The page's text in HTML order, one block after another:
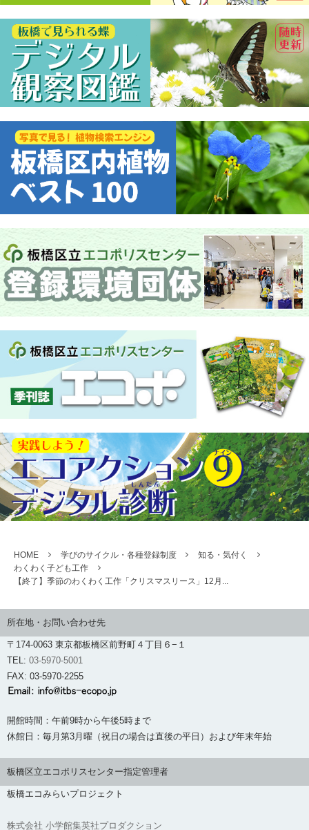
HOME 学びのサイクル・各種登録制度
知る・気付く
わくわく子ども工作
【終了】季節のわくわく工作「クリスマスリース」12月...
所在地・お問い合わせ先
〒174-0063 東京都板橋区前野町４丁目６−１
TEL: 03-5970-5001
FAX: 03-5970-2255
開館時間：午前9時から午後5時まで
休館日：毎月第3月曜（祝日の場合は直後の平日）および年末年始
板橋区立エコポリスセンター指定管理者
板橋エコみらいプロジェクト
株式会社 小学館集英社プロダクション